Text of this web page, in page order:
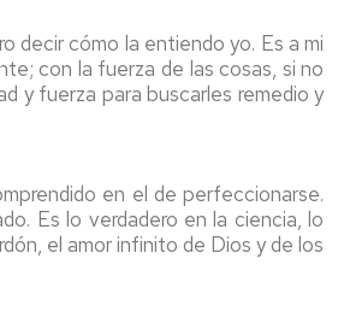
decir cómo la entiendo yo. Es a mi
con la fuerza de las cosas, si no
y fuerza para buscarles remedio y
en el de perfeccionarse.
Es lo verdadero en la ciencia, lo
el amor infinito de Dios y de los